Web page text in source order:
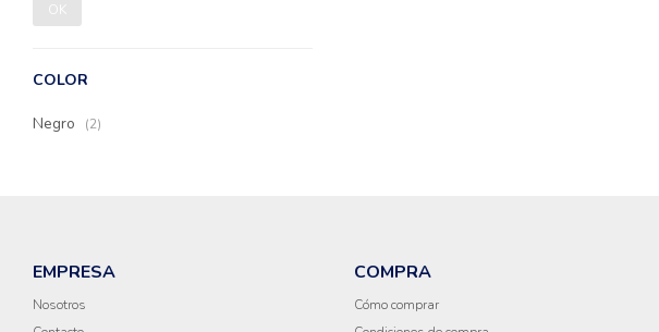
OK
COLOR
Negro (2)
EMPRESA
Nosotros
COMPRA
Cómo comprar